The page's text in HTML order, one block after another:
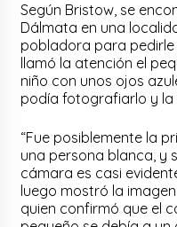
Según Bristow, se
Dálmata en una
pobladora para pedirle
llamó la atención el
niño con unos ojos
podía fotografiarlo y la
“Fue posiblemente la
una persona blanca, y
cámara es casi
luego mostró la
quien confirmó que el